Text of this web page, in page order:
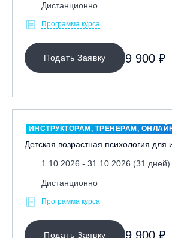
Дистанционно
Программа курса
Подать Заявку 9 900 ₽
ИНСТРУКТОРАМ, ТРЕНЕРАМ,
Детская возрастная психология для
1.10.2026 - 31.10.2026 (31 дней)
Дистанционно
Программа курса
Подать Заявку 9 900 ₽